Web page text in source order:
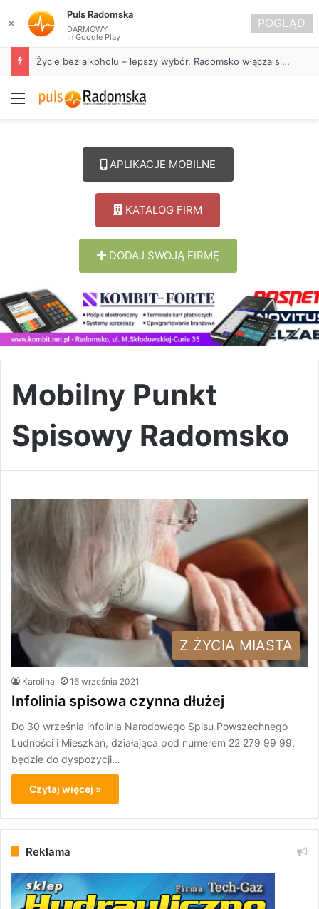
Życie bez alkoholu – lepszy wybór. Radomsko włącza się w Miesiąc Trzeźwości
Menu
APLIKACJE MOBILNE
KATALOG FIRM
DODAJ SWOJĄ FIRMĘ
Mobilny Punkt
Spisowy Radomsko
Z ŻYCIA MIASTA
Karolina 16 września 2021
Infolinia spisowa czynna dłużej
Do 30 września infolinia Narodowego Spisu Powszechnego
Ludności i Mieszkań, działająca pod numerem 22 279 99 99,
będzie do dyspozycji…
Czytaj więcej »
Reklama
✕
Puls Radomska
DARMOWY
In Google Play
POGLĄD